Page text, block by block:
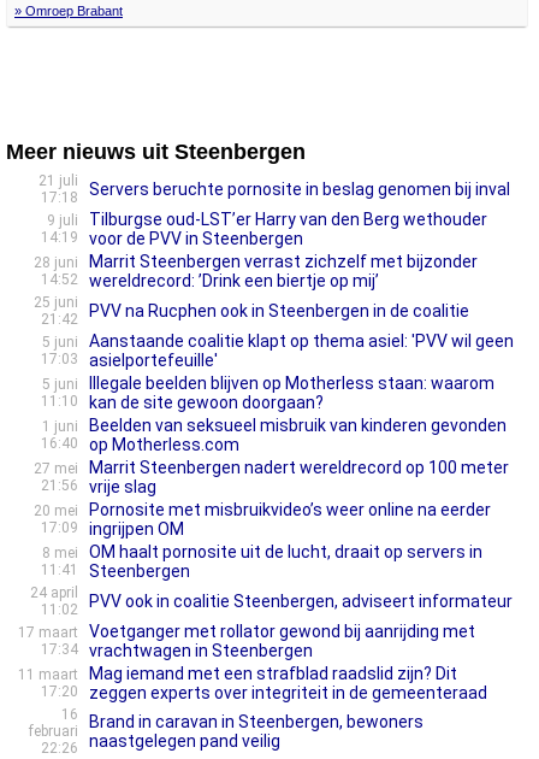
» Omroep Brabant
Meer nieuws uit Steenbergen
21 juli
17:18
Servers beruchte pornosite in beslag genomen bij inval
9 juli
14:19
Tilburgse oud-LST’er Harry van den Berg wethouder
voor de PVV in Steenbergen
28 juni
14:52
Marrit Steenbergen verrast zichzelf met bijzonder
wereldrecord: ’Drink een biertje op mij’
25 juni
21:42
PVV na Rucphen ook in Steenbergen in de coalitie
5 juni
17:03
Aanstaande coalitie klapt op thema asiel: 'PVV wil geen
asielportefeuille'
5 juni
11:10
Illegale beelden blijven op Motherless staan: waarom
kan de site gewoon doorgaan?
1 juni
16:40
Beelden van seksueel misbruik van kinderen gevonden
op Motherless.com
27 mei
21:56
Marrit Steenbergen nadert wereldrecord op 100 meter
vrije slag
20 mei
17:09
Pornosite met misbruikvideo’s weer online na eerder
ingrijpen OM
8 mei
11:41
OM haalt pornosite uit de lucht, draait op servers in
Steenbergen
24 april
11:02
PVV ook in coalitie Steenbergen, adviseert informateur
17 maart
17:34
Voetganger met rollator gewond bij aanrijding met
vrachtwagen in Steenbergen
11 maart
17:20
Mag iemand met een strafblad raadslid zijn? Dit
zeggen experts over integriteit in de gemeenteraad
16
februari
22:26
Brand in caravan in Steenbergen, bewoners
naastgelegen pand veilig